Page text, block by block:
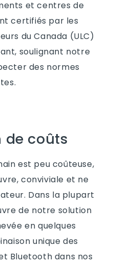
et centres de
certifiés par les
du Canada (ULC)
soulignant notre
des normes
de coûts
est peu coûteuse,
conviviale et ne
Dans la plupart
de notre solution
en quelques
unique des
Bluetooth dans nos